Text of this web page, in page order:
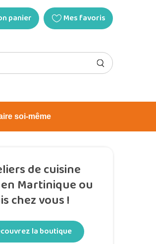
panier Mes favoris
soi-même
de cuisine
Martinique ou
chez vous !
la boutique